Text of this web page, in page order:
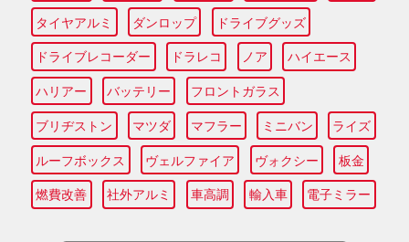
タイヤアルミ ダンロップ ドライブグッズ
ドライブレコーダー ドラレコ ノア ハイエース
ハリアー バッテリー フロントガラス
ブリヂストン マツダ マフラー ミニバン ライズ
ルーフボックス ヴェルファイア ヴォクシー 板金
燃費改善 社外アルミ 車高調 輸入車 電子ミラー